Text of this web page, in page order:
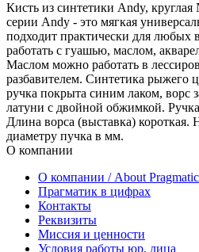
Кисть из синтетики Andy,
серии Andy - это мягкая
подходит практически для любых
работать с гуашью, маслом,
Маслом можно работать в
разбавителем. Синтетика рыжего
ручка покрыта синим лаком, ворс
латуни с двойной обжимкой.
Длина ворса (выставка) короткая.
диаметру пучка в мм.
О компании
О компании / About Pragmatic
Прагматик в цифрах
Контакты
Реквизиты
Миссия и ценности
Условия работы юр. лица